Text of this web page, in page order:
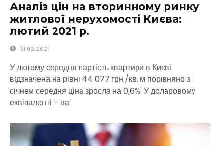
Аналіз цін на вторинному ринку
житлової нерухомості Києва:
лютий 2021 р.
01.03.2021
У лютому середня вартість квартири в Києві
відзначена на рівні 44 077 грн./кв. м порівняно з
січнем середня ціна зросла на 0,6%. У доларовому
еквіваленті – на